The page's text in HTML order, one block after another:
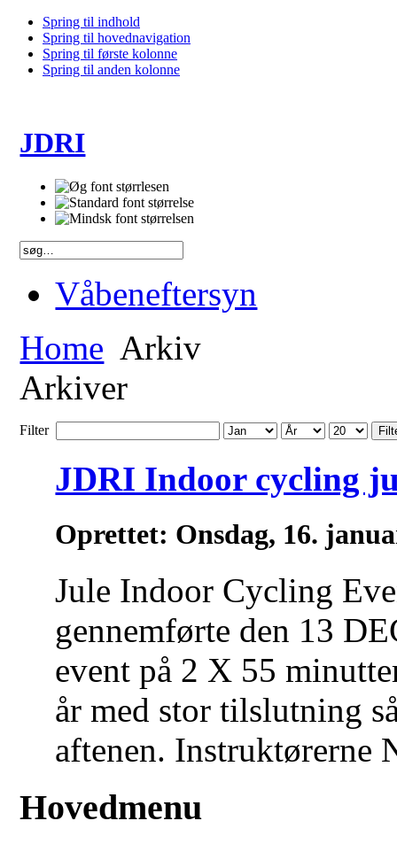
Spring til indhold
Spring til hovednavigation
Spring til første kolonne
Spring til anden kolonne
JDRI
Våbeneftersyn
Home Arkiv
Arkiver
Filter
JDRI Indoor cycling
Oprettet: Onsdag, 16.
Jule Indoor Cycling
gennemførte den 13
event på 2 X 55
år med stor tilslutning
aftenen. Instruktørerne
Hovedmenu